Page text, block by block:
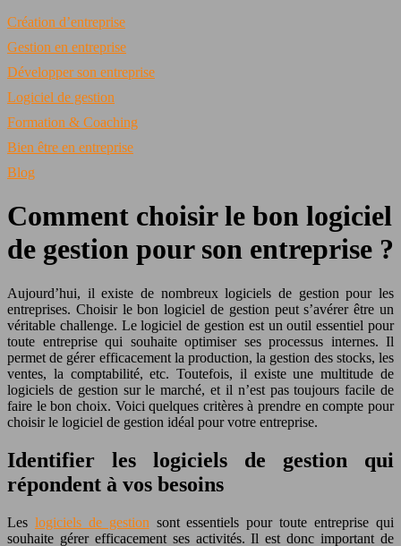
Création d’entreprise
Gestion en entreprise
Développer son entreprise
Logiciel de gestion
Formation & Coaching
Bien être en entreprise
Blog
Comment choisir le bon logiciel
de gestion pour son entreprise ?
Aujourd’hui, il existe de nombreux logiciels de gestion pour les
entreprises. Choisir le bon logiciel de gestion peut s’avérer être un
véritable challenge. Le logiciel de gestion est un outil essentiel pour
toute entreprise qui souhaite optimiser ses processus internes. Il
permet de gérer efficacement la production, la gestion des stocks, les
ventes, la comptabilité, etc. Toutefois, il existe une multitude de
logiciels de gestion sur le marché, et il n’est pas toujours facile de
faire le bon choix. Voici quelques critères à prendre en compte pour
choisir le logiciel de gestion idéal pour votre entreprise.
Identifier les logiciels de gestion qui
répondent à vos besoins
Les logiciels de gestion sont essentiels pour toute entreprise qui
souhaite gérer efficacement ses activités. Il est donc important de